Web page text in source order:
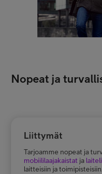
Nopeat ja
Liittymät
Tarjoamme nopeat ja
mobiililaajakaistat ja
laitteisiin ja toimipisteisiin.